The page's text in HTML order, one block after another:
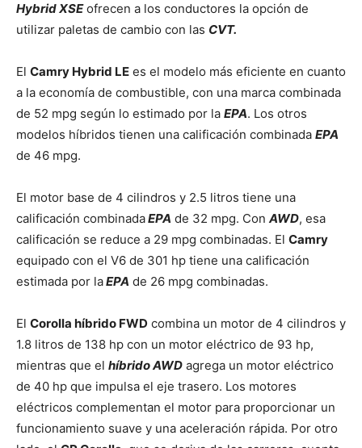
Hybrid XSE ofrecen a los conductores la opción de
utilizar paletas de cambio con las CVT.
El Camry Hybrid LE es el modelo más eficiente en cuanto
a la economía de combustible, con una marca combinada
de 52 mpg según lo estimado por la EPA. Los otros
modelos híbridos tienen una calificación combinada EPA
de 46 mpg.
El motor base de 4 cilindros y 2.5 litros tiene una
calificación combinadaEPA de 32 mpg. Con AWD, esa
calificación se reduce a 29 mpg combinadas. El Camry
equipado con el V6 de 301 hp tiene una calificación
estimada por laEPA de 26 mpg combinadas.
El Corolla híbrido FWD combina un motor de 4 cilindros y
1.8 litros de 138 hp con un motor eléctrico de 93 hp,
mientras que el híbrido AWD agrega un motor eléctrico
de 40 hp que impulsa el eje trasero. Los motores
eléctricos complementan el motor para proporcionar un
funcionamiento suave y una aceleración rápida. Por otro